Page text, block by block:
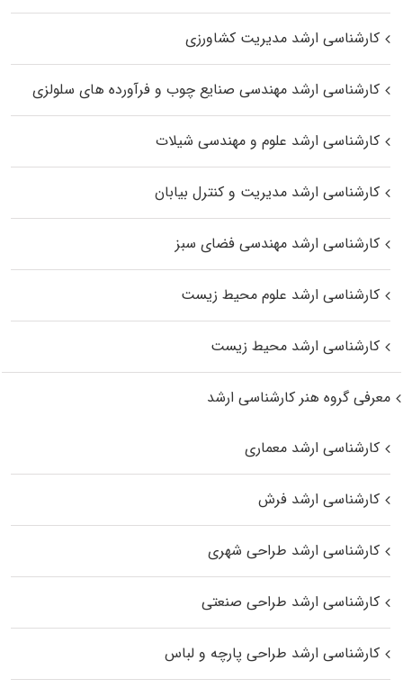
کارشناسی ارشد مدیریت کشاورزی
کارشناسی ارشد مهندسی صنایع چوب و فرآورده‌ های سلولزی
کارشناسی ارشد علوم و مهندسی شیلات
کارشناسی ارشد مدیریت و کنترل بیابان
کارشناسی ارشد مهندسی فضای سبز
کارشناسی ارشد علوم محیط‌ زیست
کارشناسی ارشد محیط زیست
معرفی گروه هنر کارشناسی ارشد
کارشناسی ارشد معماری
کارشناسی ارشد فرش
کارشناسی ارشد طراحی شهری
کارشناسی ارشد طراحی صنعتی
کارشناسی ارشد طراحی پارچه و لباس